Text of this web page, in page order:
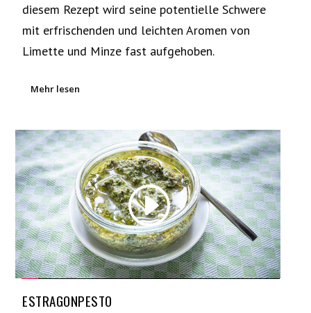
diesem Rezept wird seine potentielle Schwere
mit erfrischenden und leichten Aromen von
Limette und Minze fast aufgehoben.
Mehr lesen
ESTRAGONPESTO